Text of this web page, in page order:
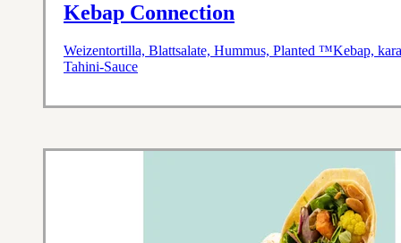
Kebap Connection
Weizentortilla, Blattsalate, Hummus, Planted ™Kebap,
Tahini-Sauce